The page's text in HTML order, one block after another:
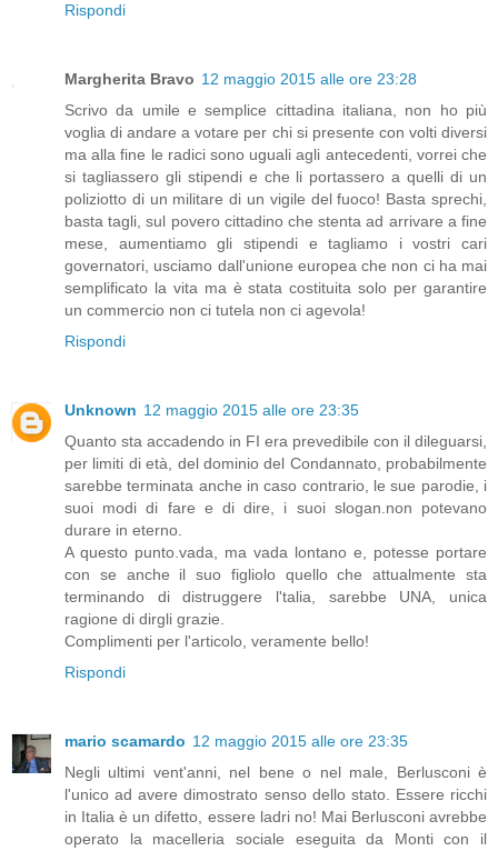
Rispondi
Margherita Bravo 12 maggio 2015 alle ore 23:28
Scrivo da umile e semplice cittadina italiana, non ho più
voglia di andare a votare per chi si presente con volti diversi
ma alla fine le radici sono uguali agli antecedenti, vorrei che
si tagliassero gli stipendi e che li portassero a quelli di un
poliziotto di un militare di un vigile del fuoco! Basta sprechi,
basta tagli, sul povero cittadino che stenta ad arrivare a fine
mese, aumentiamo gli stipendi e tagliamo i vostri cari
governatori, usciamo dall'unione europea che non ci ha mai
semplificato la vita ma è stata costituita solo per garantire
un commercio non ci tutela non ci agevola!
Rispondi
Unknown 12 maggio 2015 alle ore 23:35
Quanto sta accadendo in FI era prevedibile con il dileguarsi,
per limiti di età, del dominio del Condannato, probabilmente
sarebbe terminata anche in caso contrario, le sue parodie, i
suoi modi di fare e di dire, i suoi slogan.non potevano
durare in eterno.
A questo punto.vada, ma vada lontano e, potesse portare
con se anche il suo figliolo quello che attualmente sta
terminando di distruggere l'talia, sarebbe UNA, unica
ragione di dirgli grazie.
Complimenti per l'articolo, veramente bello!
Rispondi
mario scamardo 12 maggio 2015 alle ore 23:35
Negli ultimi vent'anni, nel bene o nel male, Berlusconi è
l'unico ad avere dimostrato senso dello stato. Essere ricchi
in Italia è un difetto, essere ladri no! Mai Berlusconi avrebbe
operato la macelleria sociale eseguita da Monti con il